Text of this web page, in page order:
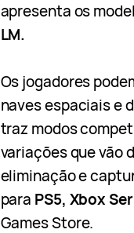
apresenta os
LM.
Os jogadores
naves espaciais e
traz modos
variações que vão
eliminação e
para PS5, Xbox
Games Store.